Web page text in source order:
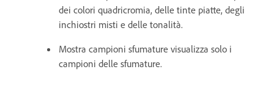
dei colori quadricromia, delle tinte piatte, degli
inchiostri misti e delle tonalità.
Mostra campioni sfumature visualizza solo i
campioni delle sfumature.